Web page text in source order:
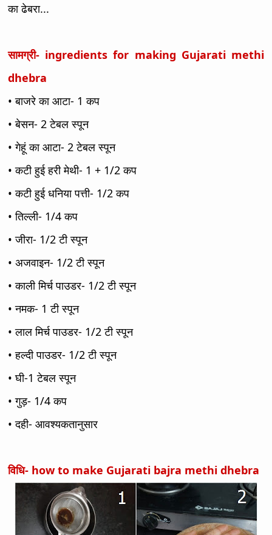
का ढेबरा...
सामग्री- ingredients for making Gujarati methi
dhebra
• बाजरे का आटा- 1 कप
• बेसन- 2 टेबल स्पून
• गेहूं का आटा- 2 टेबल स्पून
• कटी हुई हरी मेथी- 1 + 1/2 कप
• कटी हुई धनिया पत्ती- 1/2 कप
• तिल्ली- 1/4 कप
• जीरा- 1/2 टी स्पून
• अजवाइन- 1/2 टी स्पून
• काली मिर्च पाउडर- 1/2 टी स्पून
• नमक- 1 टी स्पून
• लाल मिर्च पाउडर- 1/2 टी स्पून
• हल्दी पाउडर- 1/2 टी स्पून
• घी-1 टेबल स्पून
• गुड़- 1/4 कप
• दही- आवश्यकतानुसार
विधि- how to make Gujarati bajra methi dhebra